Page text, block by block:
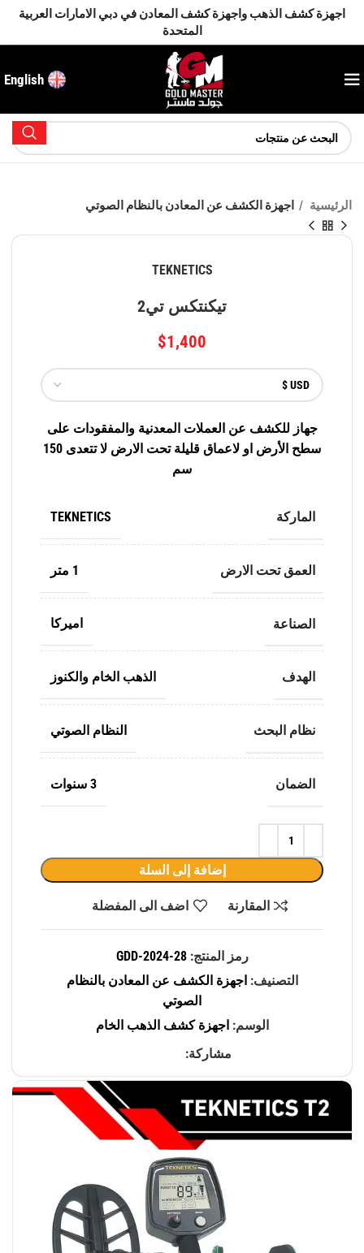
اجهزة كشف الذهب واجهزة كشف المعادن في دبي الامارات العربية
المتحدة
English
الرئيسية اجهزة الكشف عن المعادن بالنظام الصوتي
TEKNETICS
تيكنتكس تي2
$1,400
جهاز للكشف عن العملات المعدنية والمفقودات على
سطح الأرض او لاعماق قليلة تحت الارض لا تتعدى 150
سم
الماركة TEKNETICS
العمق تحت الارض 1 متر
الصناعة اميركا
الهدف الذهب الخام والكنوز
نظام البحث النظام الصوتي
الضمان 3 سنوات
إضافة إلى السلة
المقارنة اضف الى المفضلة
رمز المنتج:GDD-2024-28
التصنيف: اجهزة الكشف عن المعادن بالنظام
الصوتي
الوسم: اجهزة كشف الذهب الخام
مشاركة: